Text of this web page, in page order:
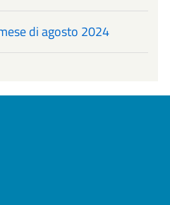
di agosto 2024